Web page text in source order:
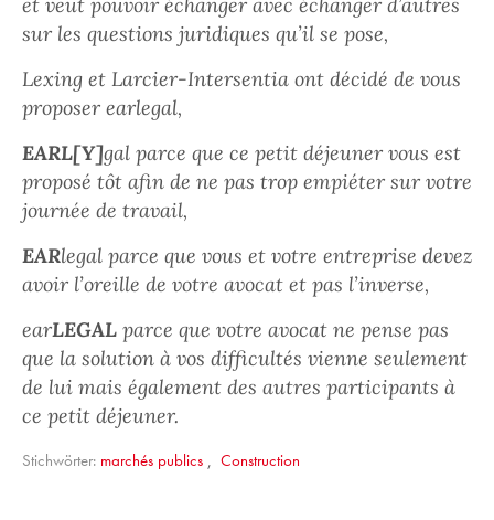
sur les questions juridiques qu’il se pose,
Lexing et Larcier-Intersentia ont décidé de vous
proposer earlegal,
EARL[Y]gal parce que ce petit déjeuner vous est
proposé tôt afin de ne pas trop empiéter sur votre
journée de travail,
EARlegal parce que vous et votre entreprise devez
avoir l’oreille de votre avocat et pas l’inverse,
earLEGAL parce que votre avocat ne pense pas
que la solution à vos difficultés vienne seulement
de lui mais également des autres participants à
ce petit déjeuner.
Stichwörter: marchés publics , Construction